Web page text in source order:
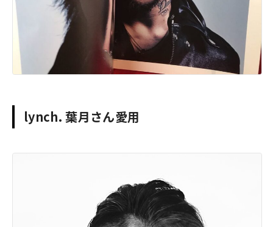
lynch. 葉月さん愛用